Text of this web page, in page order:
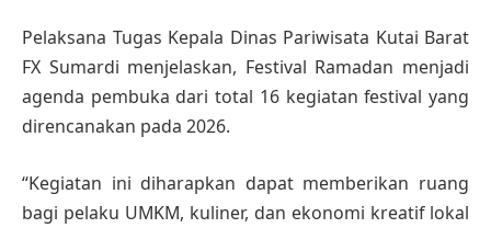
Pelaksana Tugas Kepala Dinas Pariwisata Kutai Barat
FX Sumardi menjelaskan, Festival Ramadan menjadi
agenda pembuka dari total 16 kegiatan festival yang
direncanakan pada 2026.
“Kegiatan ini diharapkan dapat memberikan ruang
bagi pelaku UMKM, kuliner, dan ekonomi kreatif lokal